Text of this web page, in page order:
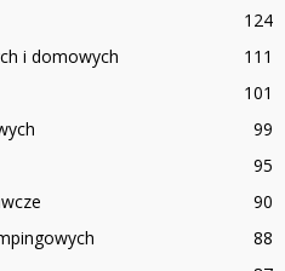
124
i domowych
111
101
99
95
90
88